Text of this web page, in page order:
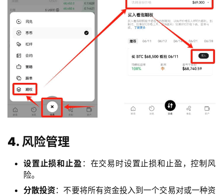
4. 风险管理
设置止损和止盈 ：在交易时设置止损和止盈，控制风
险。
分散投资：不要将所有资金投入到一个交易对或一种资